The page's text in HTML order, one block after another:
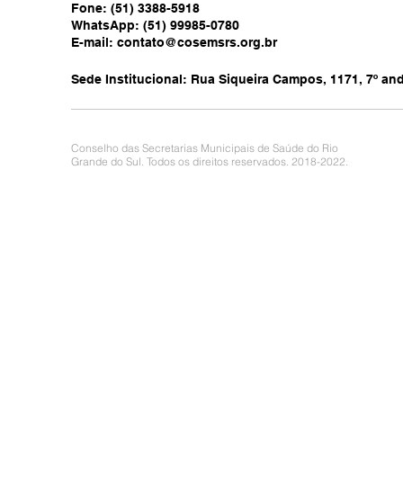
Fone: (51) 3388-5918
WhatsApp: (51) 99985-0780
E-mail: contato@cosemsrs.org.br
Sede Institucional: Rua Siqueira Campos, 1171, 7º
Conselho das Secretarias Municipais de Saúde do Rio
Grande do Sul. Todos os direitos reservados. 2018-2022.